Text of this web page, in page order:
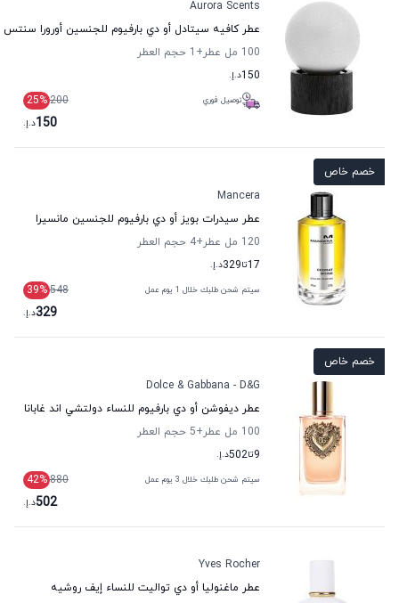
Aurora Scents
عطر كافيه سيتادل أو دي بارفيوم للجنسين أورورا سنتس
100 مل عطر
+1
حجم العطر
150د.إ.
توصيل فوري 200
25%
150د.إ.
خصم خاص
Mancera
عطر سيدرات بويز أو دي بارفيوم للجنسين مانسيرا
120 مل عطر
+4
حجم العطر
17تا329د.إ.
سيتم شحن طلبك خلال 1 يوم عمل 548
39%
329د.إ.
خصم خاص
Dolce & Gabbana - D&G
عطر ديفوشن أو دي بارفيوم للنساء دولتشي اند غابانا
100 مل عطر
+5
حجم العطر
9تا502د.إ.
سيتم شحن طلبك خلال 3 يوم عمل 880
42%
502د.إ.
Yves Rocher
عطر ماغنوليا أو دي تواليت للنساء إيف روشيه